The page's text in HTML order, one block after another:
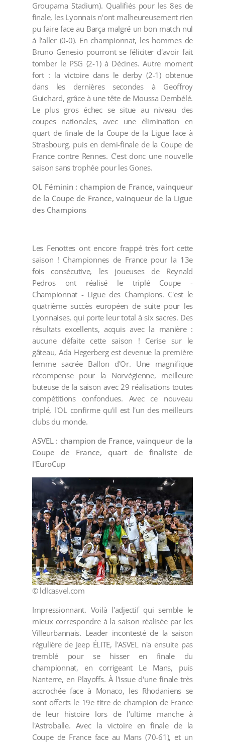
Groupama Stadium). Qualifiés pour les 8es de
finale, les Lyonnais n'ont malheureusement rien
pu faire face au Barça malgré un bon match nul
à l'aller (0-0). En championnat, les hommes de
Bruno Genesio pourront se féliciter d'avoir fait
tomber le PSG (2-1) à Décines. Autre moment
fort : la victoire dans le derby (2-1) obtenue
dans les dernières secondes à Geoffroy
Guichard, grâce à une tête de Moussa Dembélé.
Le plus gros échec se situe au niveau des
coupes nationales, avec une élimination en
quart de finale de la Coupe de la Ligue face à
Strasbourg, puis en demi-finale de la Coupe de
France contre Rennes. C'est donc une nouvelle
saison sans trophée pour les Gones.
OL Féminin : champion de France, vainqueur
de la Coupe de France, vainqueur de la Ligue
des Champions
Les Fenottes ont encore frappé très fort cette
saison ! Championnes de France pour la 13e
fois consécutive, les joueuses de Reynald
Pedros ont réalisé le triplé Coupe -
Championnat - Ligue des Champions. C'est le
quatrième succès européen de suite pour les
Lyonnaises, qui porte leur total à six sacres. Des
résultats excellents, acquis avec la manière :
aucune défaite cette saison ! Cerise sur le
gâteau, Ada Hegerberg est devenue la première
femme sacrée Ballon d'Or. Une magnifique
récompense pour la Norvégienne, meilleure
buteuse de la saison avec 29 réalisations toutes
compétitions confondues. Avec ce nouveau
triplé, l'OL confirme qu'il est l'un des meilleurs
clubs du monde.
ASVEL : champion de France, vainqueur de la
Coupe de France, quart de finaliste de
l'EuroCup
© ldlcasvel.com
Impressionnant. Voilà l'adjectif qui semble le
mieux correspondre à la saison réalisée par les
Villeurbannais. Leader incontesté de la saison
régulière de Jeep ÉLITE, l'ASVEL n'a ensuite pas
tremblé pour se hisser en finale du
championnat, en corrigeant Le Mans, puis
Nanterre, en Playoffs. À l'issue d'une finale très
accrochée face à Monaco, les Rhodaniens se
sont offerts le 19e titre de champion de France
de leur histoire lors de l'ultime manche à
l'Astroballe. Avec la victoire en finale de la
Coupe de France face au Mans (70-61), et un